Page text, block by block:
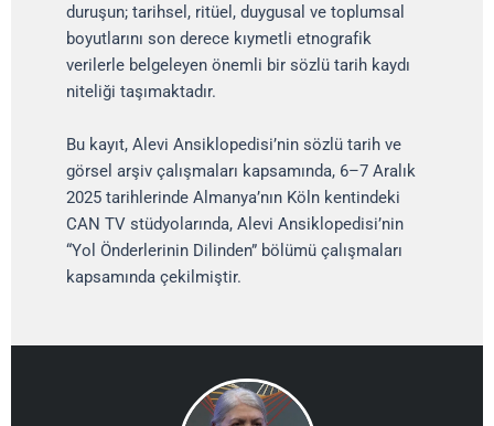
duruşun; tarihsel, ritüel, duygusal ve toplumsal
boyutlarını son derece kıymetli etnografik
verilerle belgeleyen önemli bir sözlü tarih kaydı
niteliği taşımaktadır.
Bu kayıt, Alevi Ansiklopedisi’nin sözlü tarih ve
görsel arşiv çalışmaları kapsamında, 6–7 Aralık
2025 tarihlerinde Almanya’nın Köln kentindeki
CAN TV stüdyolarında, Alevi Ansiklopedisi’nin
“Yol Önderlerinin Dilinden” bölümü çalışmaları
kapsamında çekilmiştir.